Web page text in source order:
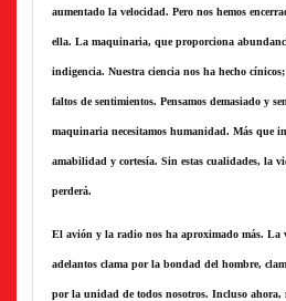
aumentado la velocidad. Pero nos hemos
ella. La maquinaria, que proporciona
indigencia. Nuestra ciencia nos ha hecho
faltos de sentimientos. Pensamos demasiado y
maquinaria necesitamos humanidad. Más que
amabilidad y cortesía. Sin estas cualidades, la
perderá.
El avión y la radio nos ha aproximado más. La
adelantos clama por la bondad del hombre,
por la unidad de todos nosotros. Incluso ahora,